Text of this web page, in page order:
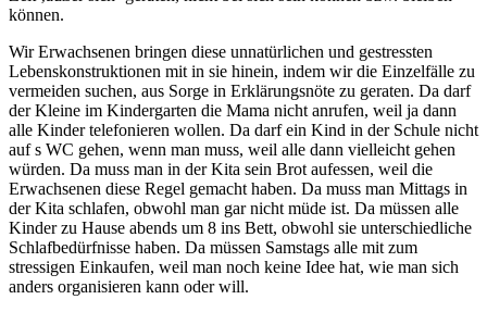
können.
Wir Erwachsenen bringen diese unnatürlichen und gestressten
Lebenskonstruktionen mit in sie hinein, indem wir die Einzelfälle zu
vermeiden suchen, aus Sorge in Erklärungsnöte zu geraten. Da darf
der Kleine im Kindergarten die Mama nicht anrufen, weil ja dann
alle Kinder telefonieren wollen. Da darf ein Kind in der Schule nicht
auf s WC gehen, wenn man muss, weil alle dann vielleicht gehen
würden. Da muss man in der Kita sein Brot aufessen, weil die
Erwachsenen diese Regel gemacht haben. Da muss man Mittags in
der Kita schlafen, obwohl man gar nicht müde ist. Da müssen alle
Kinder zu Hause abends um 8 ins Bett, obwohl sie unterschiedliche
Schlafbedürfnisse haben. Da müssen Samstags alle mit zum
stressigen Einkaufen, weil man noch keine Idee hat, wie man sich
anders organisieren kann oder will.